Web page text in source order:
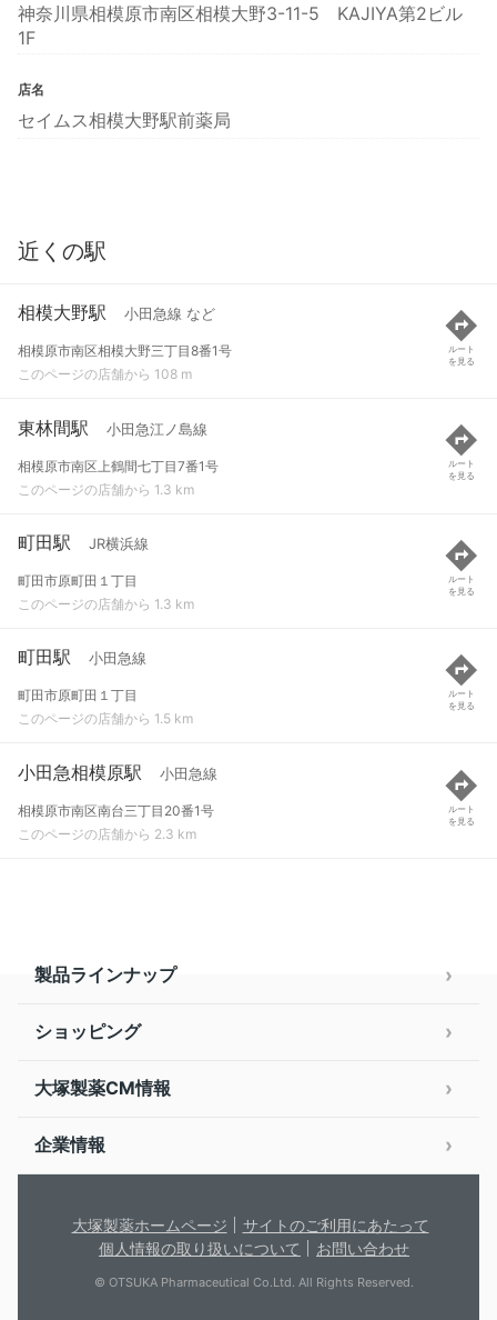
神奈川県相模原市南区相模大野3-11-5 KAJIYA第2ビル
1F
店名
セイムス相模大野駅前薬局
近くの駅
相模大野駅 小田急線 など
相模原市南区相模大野三丁目8番1号
このページの店舗から 108 m
ルート
を見る
東林間駅 小田急江ノ島線
相模原市南区上鶴間七丁目7番1号
このページの店舗から 1.3 km
ルート
を見る
町田駅 JR横浜線
町田市原町田１丁目
このページの店舗から 1.3 km
ルート
を見る
町田駅 小田急線
町田市原町田１丁目
このページの店舗から 1.5 km
ルート
を見る
小田急相模原駅 小田急線
相模原市南区南台三丁目20番1号
このページの店舗から 2.3 km
ルート
を見る
製品ラインナップ
ショッピング
大塚製薬CM情報
企業情報
大塚製薬ホームページ
サイトのご利用にあたって
個人情報の取り扱いについて
お問い合わせ
© OTSUKA Pharmaceutical Co.Ltd. All Rights Reserved.